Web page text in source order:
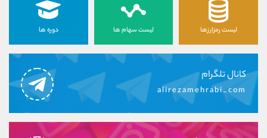
لیست رمزارزها لیست سهام ها دوره ها
کانال تلگرام
alirezamehrabi_com